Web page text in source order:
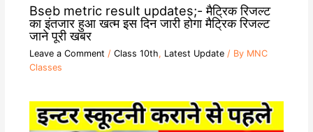
Bseb metric result updates;- मैट्रिक रिजल्ट
का इंतजार हुआ खत्म इस दिन जारी होगा मैट्रिक रिजल्ट
जाने पूरी खबर
Leave a Comment / Class 10th, Latest Update/ By MNC
Classes